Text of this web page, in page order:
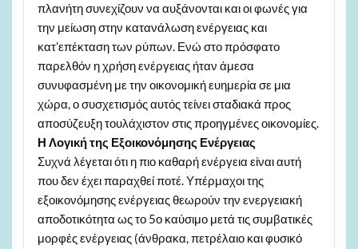
πλανήτη συνεχίζουν να αυξάνονται και οι φωνές για
την μείωση στην κατανάλωση ενέργειας και
κατ’επέκταση των ρύπων. Ενώ στο πρόσφατο
παρελθόν η χρήση ενέργειας ήταν άμεσα
συνυφασμένη με την οικονομική ευημερία σε μια
χώρα, ο συσχετισμός αυτός τείνει σταδιακά προς
αποσύζευξη τουλάχιστον στις προηγμένες οικονομίες.
Η Λογική της Εξοικονόμησης Ενέργειας
Συχνά λέγεται ότι η πιο καθαρή ενέργεια είναι αυτή
που δεν έχει παραχθεί ποτέ. Υπέρμαχοι της
εξοικονόμησης ενέργειας θεωρούν την ενεργειακή
αποδοτικότητα ως το 5ο καύσιμο μετά τις συμβατικές
μορφές ενέργειας (άνθρακα, πετρέλαιο και φυσικό